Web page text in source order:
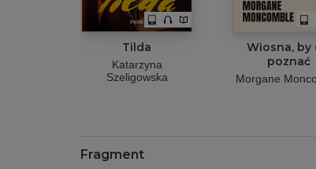
Tilda
Katarzyna
Szeligowska
Wiosna, by
poznać
Morgane
Fragment